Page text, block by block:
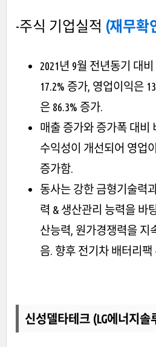
-주식 기업실적 (재무확
2021년 9월 전년동기 대
17.2% 증가, 영업이익은
은 86.3% 증가.
매출 증가와 증가폭 대비
수익성이 개선되어 영업
증가함.
동사는 강한 금형기술력
력 & 생산관리 능력을 바
산능력, 원가경쟁력을 지
음. 향후 전기차 배터리
신성델타테크 (LG에너지솔